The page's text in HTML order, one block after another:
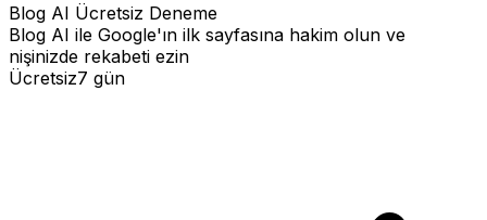
Blog AI Ücretsiz Deneme
Blog AI ile Google'ın ilk sayfasına hakim olun ve
nişinizde rekabeti ezin
Ücretsiz7 gün